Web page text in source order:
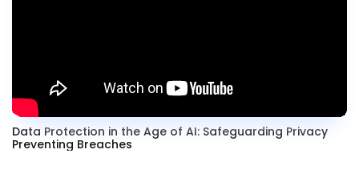
Data Protection in the Age of AI: Safeguarding Privacy
Preventing Breaches